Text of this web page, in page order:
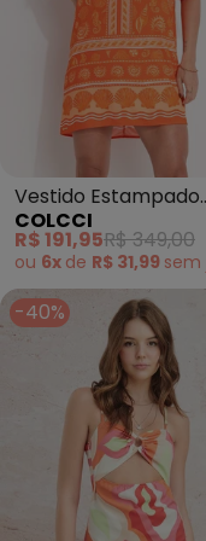
Vestido Estampado
(Laranja)
COLCCI
R$ 191,95R$ 349,00
ou 6x de R$ 31,99 sem
-40%